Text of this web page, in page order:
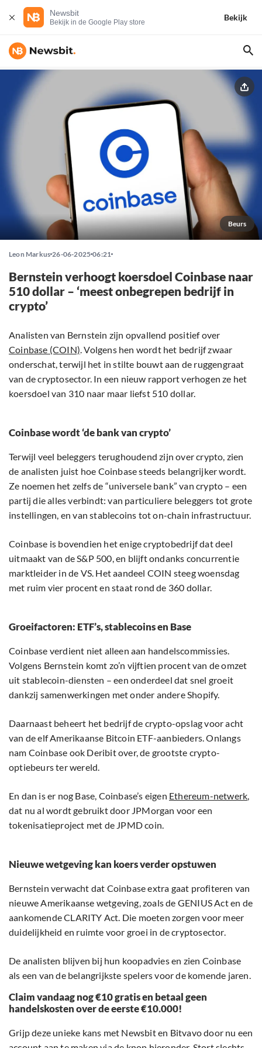
Newsbit
Bekijk in de Google Play store
Bekijk
Beurs
Leon Markus 26-06-2025 06:21
Bernstein verhoogt koersdoel Coinbase naar
510 dollar – ‘meest onbegrepen bedrijf in
crypto’
Analisten van Bernstein zijn opvallend positief over
Coinbase (COIN). Volgens hen wordt het bedrijf zwaar
onderschat, terwijl het in stilte bouwt aan de ruggengraat
van de cryptosector. In een nieuw rapport verhogen ze het
koersdoel van 310 naar maar liefst 510 dollar.
Coinbase wordt ‘de bank van crypto’
Terwijl veel beleggers terughoudend zijn over crypto, zien
de analisten juist hoe Coinbase steeds belangrijker wordt.
Ze noemen het zelfs de “universele bank” van crypto – een
partij die alles verbindt: van particuliere beleggers tot grote
instellingen, en van stablecoins tot on-chain infrastructuur.
Coinbase is bovendien het enige cryptobedrijf dat deel
uitmaakt van de S&P 500, en blijft ondanks concurrentie
marktleider in de VS. Het aandeel COIN steeg woensdag
met ruim vier procent en staat rond de 360 dollar.
Groeifactoren: ETF’s, stablecoins en Base
Coinbase verdient niet alleen aan handelscommissies.
Volgens Bernstein komt zo’n vijftien procent van de omzet
uit stablecoin-diensten – een onderdeel dat snel groeit
dankzij samenwerkingen met onder andere Shopify.
Daarnaast beheert het bedrijf de crypto-opslag voor acht
van de elf Amerikaanse Bitcoin ETF-aanbieders. Onlangs
nam Coinbase ook Deribit over, de grootste crypto-
optiebeurs ter wereld.
En dan is er nog Base, Coinbase’s eigen Ethereum-netwerk,
dat nu al wordt gebruikt door JPMorgan voor een
tokenisatieproject met de JPMD coin.
Nieuwe wetgeving kan koers verder opstuwen
Bernstein verwacht dat Coinbase extra gaat profiteren van
nieuwe Amerikaanse wetgeving, zoals de GENIUS Act en de
aankomende CLARITY Act. Die moeten zorgen voor meer
duidelijkheid en ruimte voor groei in de cryptosector.
De analisten blijven bij hun koopadvies en zien Coinbase
als een van de belangrijkste spelers voor de komende jaren.
Claim vandaag nog €10 gratis en betaal geen
handelskosten over de eerste €10.000!
Grijp deze unieke kans met Newsbit en Bitvavo door nu een